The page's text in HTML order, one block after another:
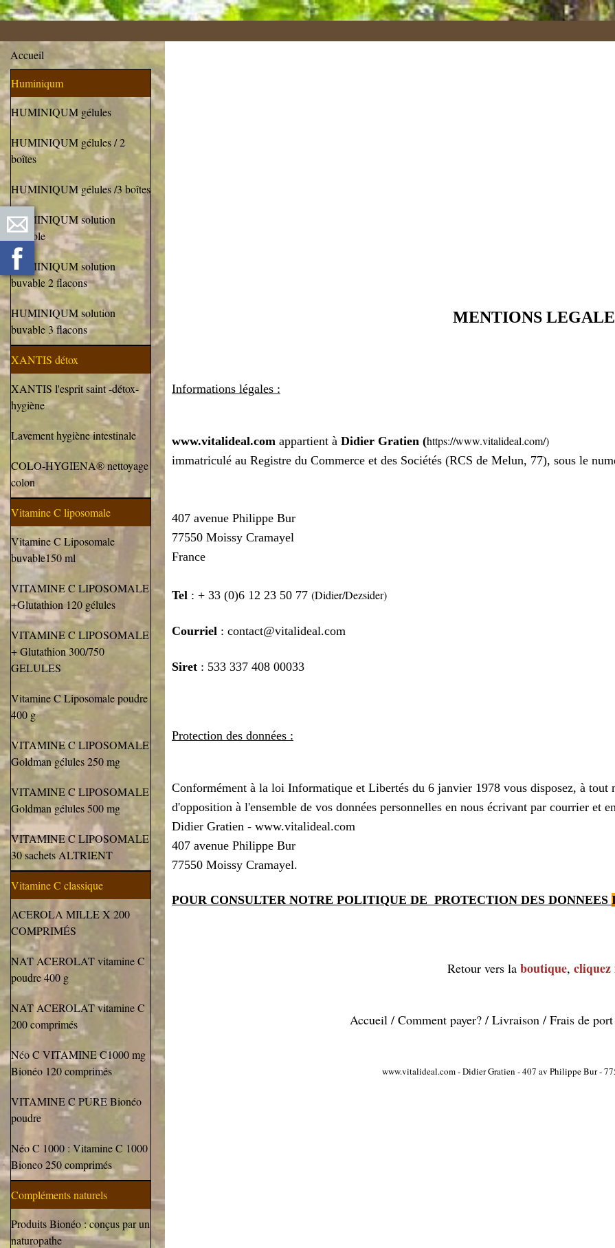
Accueil
Huminiqum
HUMINIQUM gélules
HUMINIQUM gélules / 2
boîtes
HUMINIQUM gélules /3 boîtes
HUMINIQUM solution
buvable
HUMINIQUM solution
buvable 2 flacons
HUMINIQUM solution
buvable 3 flacons
XANTIS détox
XANTIS l'esprit saint -détox-
hygiène
Lavement hygiène intestinale
COLO-HYGIENA® nettoyage
colon
Vitamine C liposomale
Vitamine C Liposomale
buvable150 ml
VITAMINE C LIPOSOMALE
+Glutathion 120 gélules
VITAMINE C LIPOSOMALE
+ Glutathion 300/750
GELULES
Vitamine C Liposomale poudre
400 g
VITAMINE C LIPOSOMALE
Goldman gélules 250 mg
VITAMINE C LIPOSOMALE
Goldman gélules 500 mg
VITAMINE C LIPOSOMALE
30 sachets ALTRIENT
Vitamine C classique
ACEROLA MILLE X 200
COMPRIMÉS
NAT ACEROLAT vitamine C
poudre 400 g
NAT ACEROLAT vitamine C
200 comprimés
Néo C VITAMINE C1000 mg
Bionéo 120 comprimés
VITAMINE C PURE Bionéo
poudre
Néo C 1000 : Vitamine C 1000
Bioneo 250 comprimés
Compléments naturels
Produits Bionéo : conçus par un
naturopathe
MENTIONS
Informations légales :
www.vitalideal.com appartient à Didier Gratien (https://www.vitalideal.com/)
immatriculé au Registre du Commerce et des Sociétés (RCS de Melun, 77), sous le
407 avenue Philippe Bur
77550 Moissy Cramayel
France
Tel : + 33 (0)6 12 23 50 77 (Didier/Dezsider)
Courriel : contact@vitalideal.com
Siret : 533 337 408 00033
Protection des données :
Conformément à la loi Informatique et Libertés du 6 janvier 1978 vous disposez, à
d'opposition à l'ensemble de vos données personnelles en nous écrivant par courrier et
Didier Gratien - www.vitalideal.com
407 avenue Philippe Bur
77550 Moissy Cramayel.
POUR CONSULTER NOTRE POLITIQUE DE PROTECTION DES DONNEES
Retour vers la boutique,
Accueil/ Comment payer?/ Livraison/ Frais de port
www.vitalideal.com - Didier Gratien - 407 av Philippe Bur -